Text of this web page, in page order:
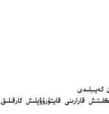
قارارىنى قايتۇرۇۋېلىش